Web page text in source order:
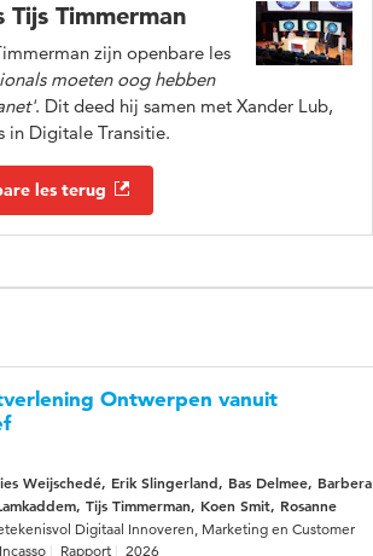
Timmerman
zijn openbare les
moeten oog hebben
. Dit deed hij samen met Xander Lub,
in Digitale Transitie.
les terug
Ontwerpen vanuit
Weijschedé, Erik Slingerland, Bas Delmee, Barbera
Tijs Timmerman, Koen Smit, Rosanne
Digitaal Innoveren, Marketing en Customer
Rapport 2026